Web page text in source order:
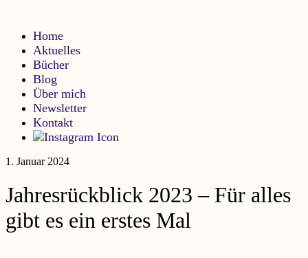
Home
Aktuelles
Bücher
Blog
Über mich
Newsletter
Kontakt
1. Januar 2024
Jahresrückblick 2023 – Für alles
gibt es ein erstes Mal